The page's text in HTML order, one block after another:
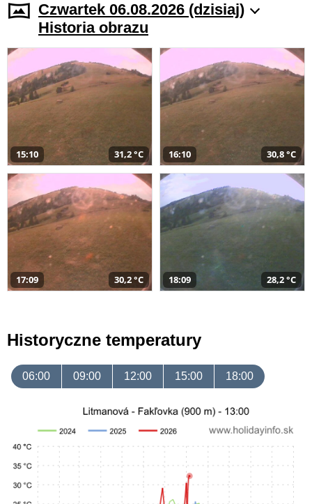
Czwartek 06.08.2026 (dzisiaj)
Historia obrazu
15:10 31,2 °C 16:10 30,8 °C
17:09 30,2 °C 18:09 28,2 °C
Historyczne temperatury
06:00 09:00 12:00 15:00 18:00